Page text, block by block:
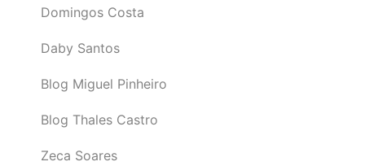
Domingos Costa
Daby Santos
Blog Miguel Pinheiro
Blog Thales Castro
Zeca Soares